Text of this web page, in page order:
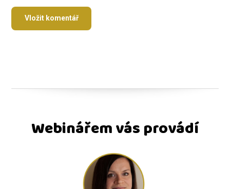
Webinářem vás provádí